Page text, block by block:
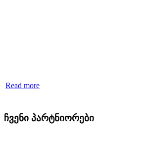
Read more
ჩვენი პარტნიორები